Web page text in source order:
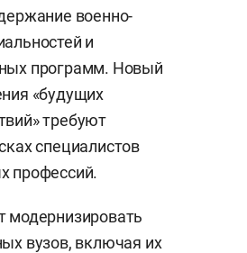
военно-
и
программ. Новый
«будущих
требуют
специалистов
профессий.
модернизировать
вузов, включая их